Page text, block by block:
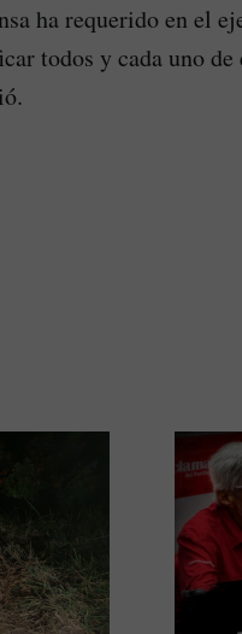
ha requerido en el
todos y cada uno de